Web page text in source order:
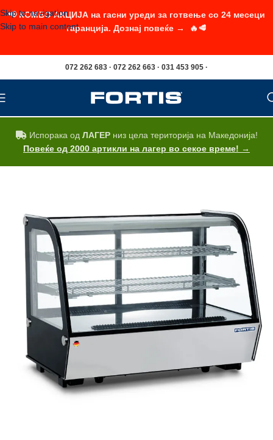
Skip to navigation
Skip to main content
072 262 683 · 072 262 663 · 031 453 905 ·
Испорака од ЛАГЕРниз цела територија на Македонија!
Повеќе од 2000 артикли на лагер во секое време! →
📢 КОМБО АКЦИЈА на гасни уреди за готвење со 24 месеци
гаранција. Дознај повеќе → 🔥🥩